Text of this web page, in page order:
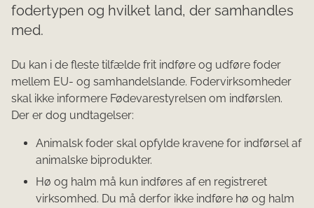
fodertypen og hvilket land, der samhandles
med.
Du kan i de fleste tilfælde frit indføre og udføre foder
mellem EU- og samhandelslande. Fodervirksomheder
skal ikke informere Fødevarestyrelsen om indførslen.
Der er dog undtagelser:
Animalsk foder skal opfylde kravene for indførsel af
animalske biprodukter.
Hø og halm må kun indføres af en registreret
virksomhed. Du må derfor ikke indføre hø og halm